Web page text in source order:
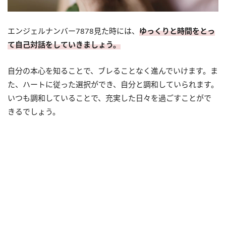
エンジェルナンバー7878見た時には、 ゆっくりと時間をとっ
て自己対話をしていきましょう。
自分の本心を知ることで、ブレることなく進んでいけます。ま
た、ハートに従った選択ができ、自分と調和していられます。
いつも調和していることで、充実した日々を過ごすことがで
きるでしょう。